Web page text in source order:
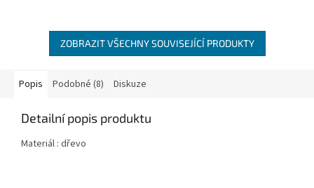
ZOBRAZIT VŠECHNY SOUVISEJÍCÍ PRODUKTY
Popis Podobné (8) Diskuze
Detailní popis produktu
Materiál : dřevo